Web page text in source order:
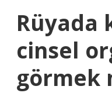
Rüyada
cinsel
görmek